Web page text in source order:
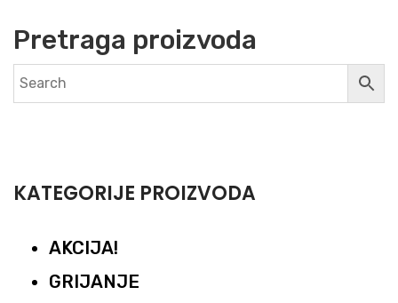
Pretraga proizvoda
KATEGORIJE PROIZVODA
AKCIJA!
GRIJANJE